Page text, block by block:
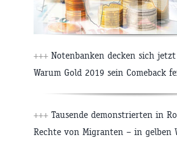
+++ Notenbanken decken sich
Warum Gold 2019 sein Comeback
+++ Tausende demonstrierten in
Rechte von Migranten – in gelben